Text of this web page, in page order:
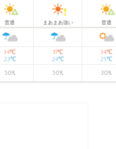
普通 まあまあ強い 普通
34℃
23℃
31℃
24℃
34℃
25℃
50% 50% 30%